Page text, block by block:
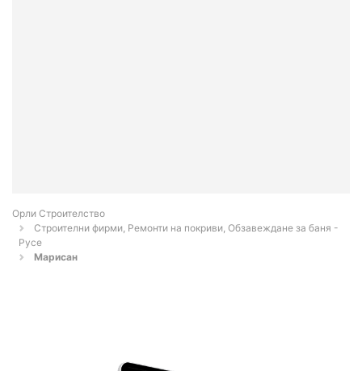
Орли Строителство
Строителни фирми, Ремонти на покриви, Обзавеждане за баня -
Русе
Марисан